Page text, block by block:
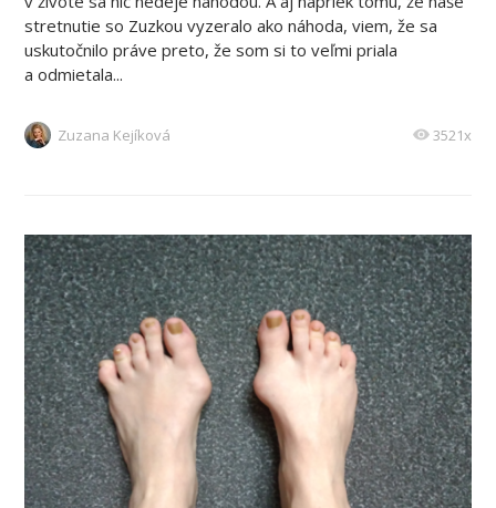
stretnutie so Zuzkou vyzeralo ako náhoda, viem, že sa
uskutočnilo práve preto, že som si to veľmi priala
a odmietala...
Zuzana Kejíková 3521x